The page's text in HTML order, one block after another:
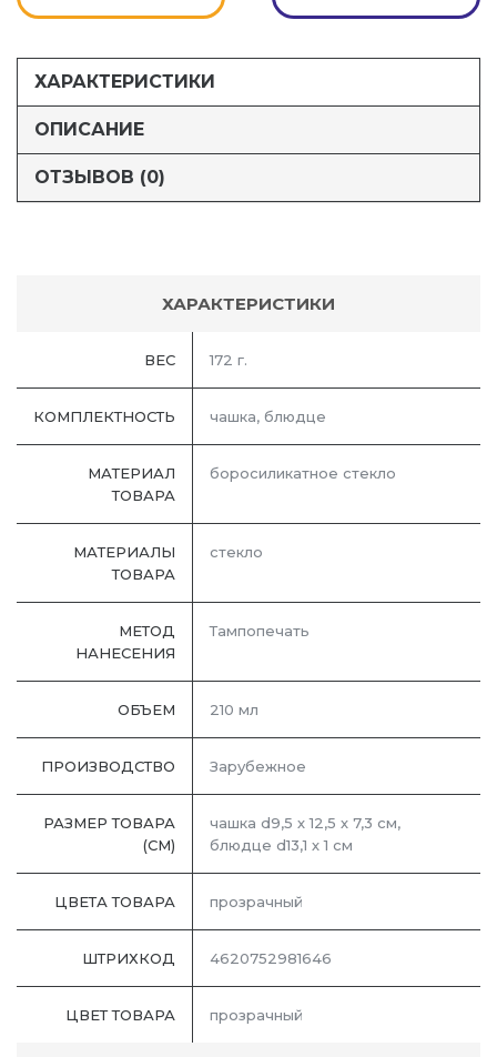
ХАРАКТЕРИСТИКИ
ОПИСАНИЕ
ОТЗЫВОВ (0)
ХАРАКТЕРИСТИКИ
ВЕС 172 г.
КОМПЛЕКТНОСТЬ чашка, блюдце
МАТЕРИАЛ
ТОВАРА
боросиликатное стекло
МАТЕРИАЛЫ
ТОВАРА
стекло
МЕТОД
НАНЕСЕНИЯ
Тампопечать
ОБЪЕМ 210 мл
ПРОИЗВОДСТВО Зарубежное
РАЗМЕР ТОВАРА
(СМ)
чашка d9,5 х 12,5 х 7,3 см,
блюдце d13,1 х 1 см
ЦВЕТА ТОВАРА прозрачный
ШТРИХКОД 4620752981646
ЦВЕТ ТОВАРА прозрачный